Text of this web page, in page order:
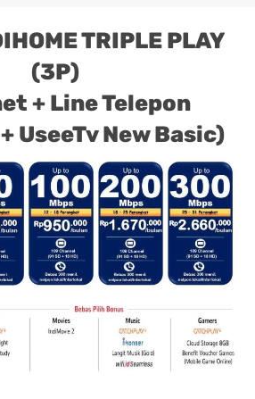
TRIPLE PLAY
(3P)
+ Line Telepon
UseeTv New Basic)